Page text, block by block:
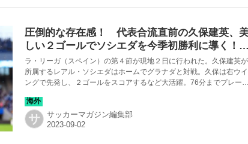
圧倒的な存在感！ 代表合流直前の久保建英、
しい２ゴールでソシエダを今季初勝利に導く！
【スペイン】
ラ・リーガ（スペイン）の第４節が現地２日に行われた。久保建英が
所属するレアル・ソシエダはホームでグラナダと対戦。久保は右ウイ
ングで先発し、２ゴールをスコアするなど大活躍。76分までプレー
サ サッカーマガジン編集部